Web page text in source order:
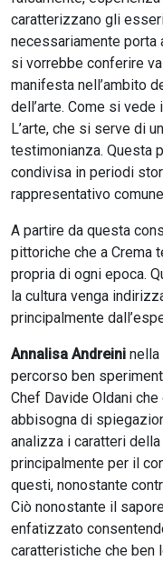
caratterizzano gli
necessariamente
si vorrebbe conferire
manifesta nell’ambito
dell’arte. Come si
L’arte, che si serve di
testimonianza. Questa
condivisa in periodi
rappresentativo
A partire da questa
pittoriche che a Crema
propria di ogni epoca.
la cultura venga
principalmente
Annalisa Andreini nella
percorso ben
Chef Davide Oldani
abbisogna di
analizza i caratteri
principalmente per il
questi, nonostante
Ciò nonostante il
enfatizzato
caratteristiche che ben